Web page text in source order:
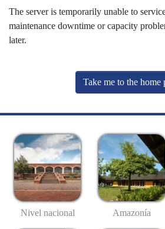
The server is temporarily unable to
maintenance downtime or capacity
later.
Take me to the home
Nivel nacional Amazonía